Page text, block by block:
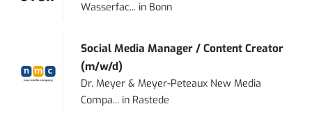
Wasserfac... in Bonn
Social Media Manager / Content Creator
(m/w/d)
Dr. Meyer & Meyer-Peteaux New Media
Compa... in Rastede